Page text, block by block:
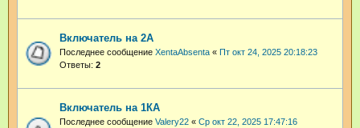
Включатель на 2А
Последнее сообщение XentaAbsenta « Пт окт 24, 2025 20:18:23
Ответы: 2
Включатель на 1КА
Последнее сообщение Valery22 « Ср окт 22, 2025 17:47:16